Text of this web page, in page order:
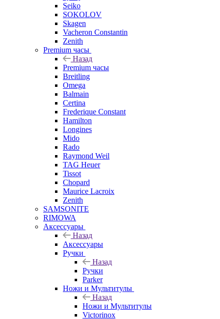
Seiko
SOKOLOV
Skagen
Vacheron Constantin
Zenith
Premium часы
Назад
Premium часы
Breitling
Omega
Balmain
Certina
Frederique Constant
Hamilton
Longines
Mido
Rado
Raymond Weil
TAG Heuer
Tissot
Chopard
Maurice Lacroix
Zenith
SAMSONITE
RIMOWA
Аксессуары
Назад
Аксессуары
Ручки
Назад
Ручки
Parker
Ножи и Мультитулы
Назад
Ножи и Мультитулы
Victorinox